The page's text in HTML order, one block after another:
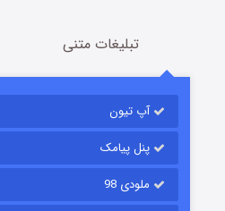
باب اسفنجی
قسمت6 (زیرنویس)
تبلیغات متنی
آپ تیون
پنل پیامک
ملودی 98